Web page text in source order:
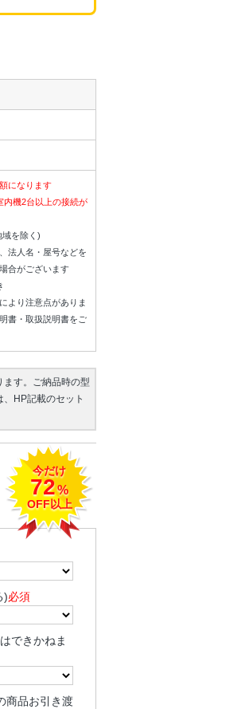
になります
機2台以上の接続が
を除く)
法人名・屋号などを
合がございます
より注意点がありま
書・取扱説明書をご
ます。ご納品時の型
HP記載のセット
今だけ
72%
OFF以上
)必須
できかねま
商品お引き渡